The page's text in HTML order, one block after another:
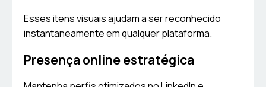
Esses itens visuais ajudam a ser reconhecido
instantaneamente em qualquer plataforma.
Presença online estratégica